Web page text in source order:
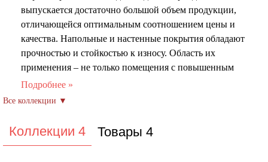
выпускается достаточно большой объем продукции,
отличающейся оптимальным соотношением цены и
качества. Напольные и настенные покрытия обладают
прочностью и стойкостью к износу. Область их
применения – не только помещения с повышенным
уровнем влаги, но и зоны отдыха, открытые площадки.
цветов. Среди популярных размеров можно выделить:
Малые форматы (10×10 см, 15×15 см, 20×20 см) –
Коллекции 4 Товары 4